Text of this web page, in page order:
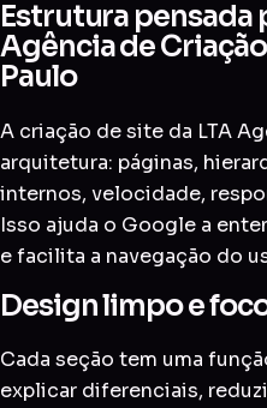
Estrutura pensada
Agência de
Paulo
A criação de site da LTA
arquitetura: páginas,
internos, velocidade,
Isso ajuda o Google a
e facilita a navegação do
Design limpo e
Cada seção tem uma
explicar diferenciais,